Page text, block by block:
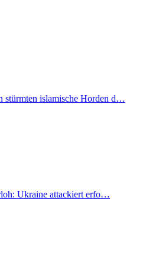
stürmten islamische Horden d…
Ukraine attackiert erfo…